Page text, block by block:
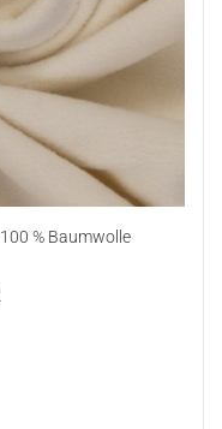
% Baumwolle